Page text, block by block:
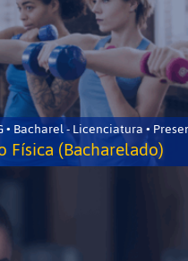
• Bacharel - Licenciatura •
Física (Bacharelado)